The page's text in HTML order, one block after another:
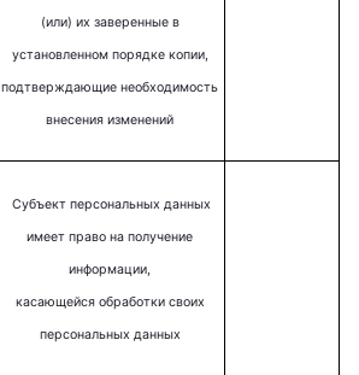
(или) их заверенные в
установленном порядке копии,
подтверждающие необходимость
внесения изменений
Субъект персональных данных
имеет право на получение
информации,
касающейся обработки своих
персональных данных